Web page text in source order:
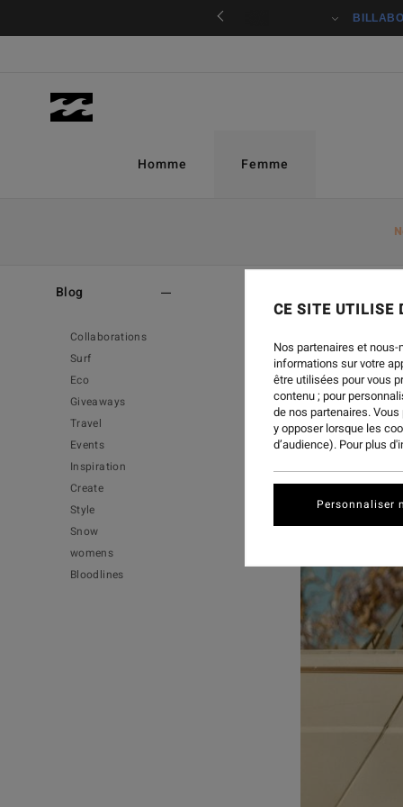
Homme Femme
Blog
Collaborations
Surf
Eco
Giveaways
Travel
Events
Inspiration
Create
Style
Snow
womens
Bloodlines
CE SITE UTILISE
Nos partenaires et
informations sur votre
être utilisées pour vous
contenu ; pour
de nos partenaires.
y opposer lorsque les
d’audience). Pour plus
Personnaliser